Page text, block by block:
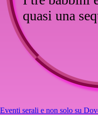
quasi una
il suo sacco
Cosa dire
perfetta per
spazio in
Eventi serali e non solo su